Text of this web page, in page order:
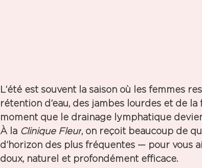
L’été est souvent la saison où les femmes
rétention d’eau, des jambes lourdes et de la
moment que le drainage lymphatique
À la Clinique Fleur, on reçoit beaucoup de
d’horizon des plus fréquentes — pour vous
doux, naturel et profondément efficace.